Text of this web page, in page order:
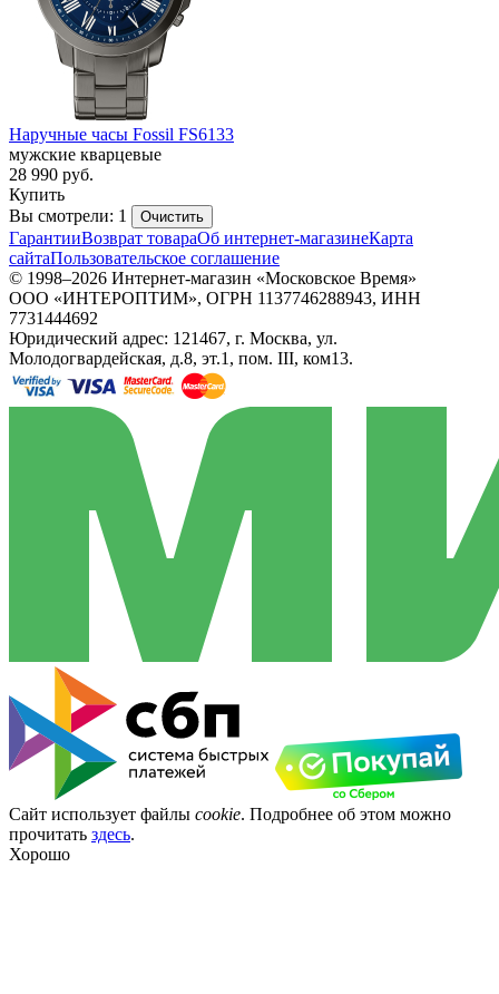
Наручные часы Fossil FS6133
мужские кварцевые
28 990 руб.
Купить
Вы смотрели: 1
Очистить
ГарантииВозврат товараОб интернет-магазинеКарта
сайтаПользовательское соглашение
© 1998–2026 Интернет-магазин «Московское Время»
ООО «ИНТЕРОПТИМ», ОГРН 1137746288943, ИНН
7731444692
Юридический адрес: 121467, г. Москва, ул.
Молодогвардейская, д.8, эт.1, пом. III, ком13.
Сайт использует файлы cookie. Подробнее об этом можно
прочитать здесь.
Хорошо